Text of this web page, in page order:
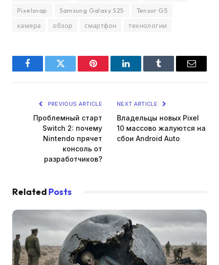
Pixelsnap
Samsung Galaxy S25
Tensor G5
камера
обзор смартфон технологии
FacebookTwitter Pinterest LinkedInTumblr Email
PREVIOUS ARTICLE
Проблемный старт
Switch 2: почему
Nintendo прячет
консоль от
разработчиков?
NEXT ARTICLE
Владельцы новых Pixel
10 массово жалуются на
сбои Android Auto
Related Posts